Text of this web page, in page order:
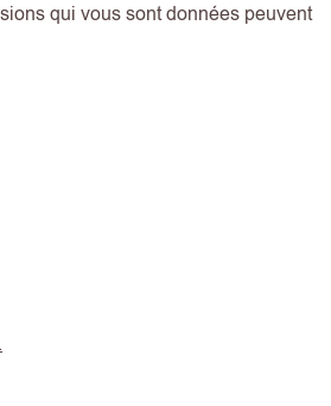
qui vous sont données peuvent